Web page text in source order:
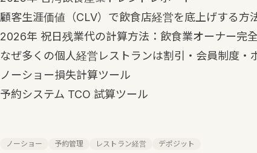
顧客生涯価値（CLV）で飲食店経営を底上げする方
2026年 祝日残業代の計算方法：飲食業オーナー完
なぜ多くの個人経営レストランは割引・会員制度・
ノーショー損失計算ツール
予約システム TCO 試算ツール
ノーショー 予約管理 レストラン経営 デポジット